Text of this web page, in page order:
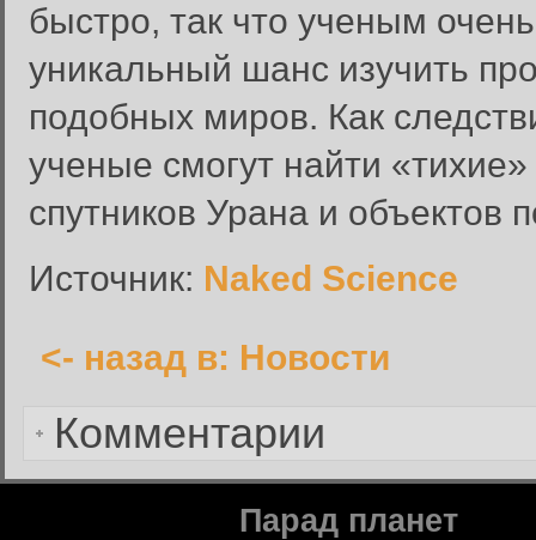
быстро, так что ученым
уникальный шанс изучить
подобных миров. Как
ученые смогут найти
спутников Урана и объектов
Источник: Naked Science
<- назад в: Новости
Комментарии
Вход в систему
Введите имя пользователя и
Вход в систему
Имя пользователя:
Забыли пароль?
Парад планет